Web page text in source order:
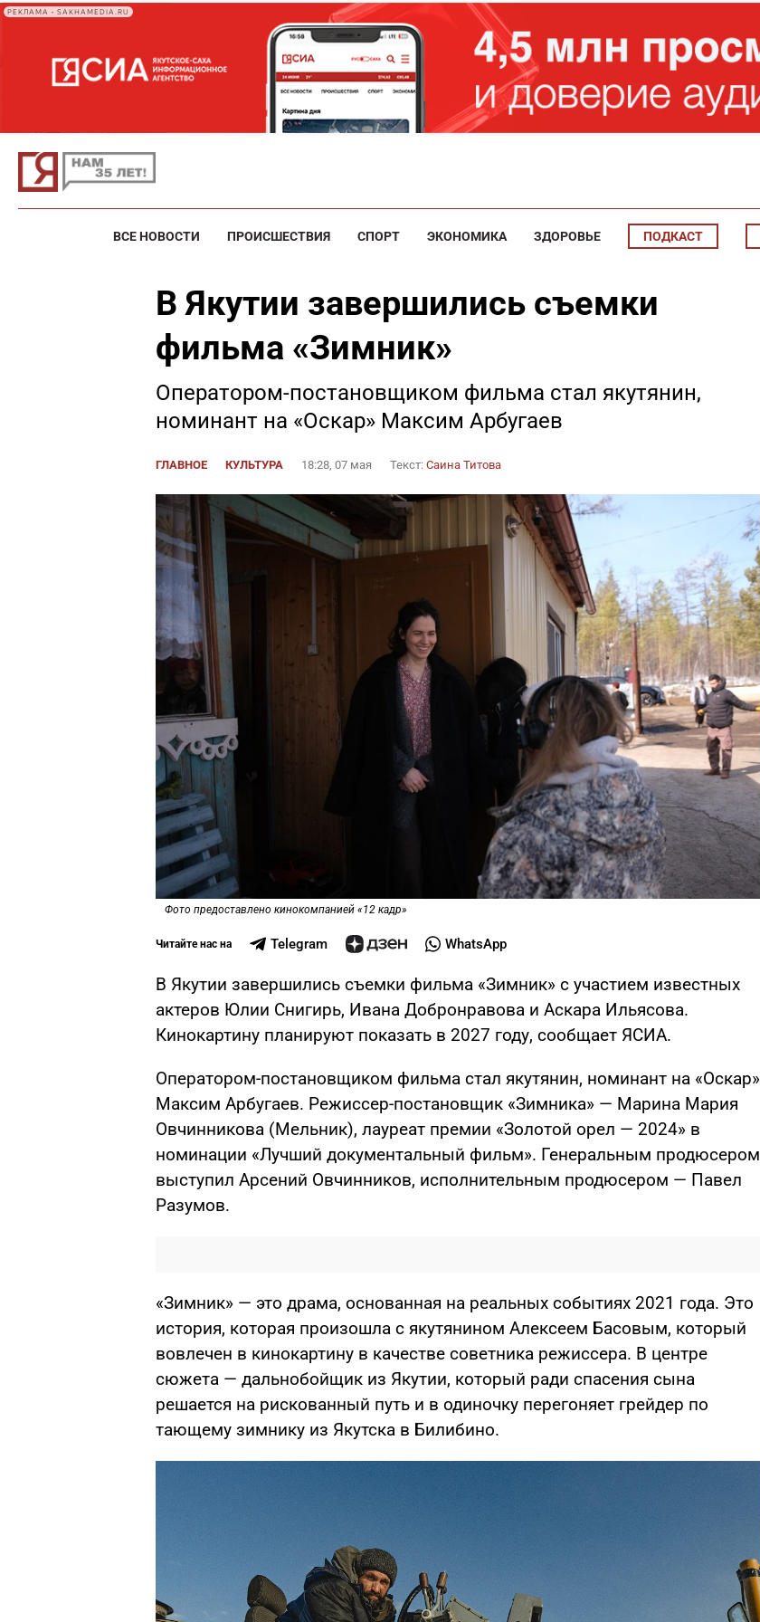
РЕКЛАМА • SAKHAMEDIA.RU
ВСЕ НОВОСТИ ПРОИСШЕСТВИЯ СПОРТ ЭКОНОМИКА ЗДОРОВЬЕ ПОДКАСТ
В Якутии завершились съемки
фильма «Зимник»
Оператором-постановщиком фильма стал якутянин,
номинант на «Оскар» Максим Арбугаев
ГЛАВНОЕ КУЛЬТУРА 18:28, 07 мая Текст: Саина Титова
Фото предоставлено кинокомпанией «12 кадр»
Читайте нас на Telegram WhatsApp
В Якутии завершились съемки фильма «Зимник» с участием известных
актеров Юлии Снигирь, Ивана Добронравова и Аскара Ильясова.
Кинокартину планируют показать в 2027 году, сообщает ЯСИА.
Оператором-постановщиком фильма стал якутянин, номинант на «Оскар»
Максим Арбугаев. Режиссер-постановщик «Зимника» — Марина Мария
Овчинникова (Мельник), лауреат премии «Золотой орел — 2024» в
номинации «Лучший документальный фильм». Генеральным продюсером
выступил Арсений Овчинников, исполнительным продюсером — Павел
Разумов.
«Зимник» — это драма, основанная на реальных событиях 2021 года. Это
история, которая произошла с якутянином Алексеем Басовым, который
вовлечен в кинокартину в качестве советника режиссера. В центре
сюжета — дальнобойщик из Якутии, который ради спасения сына
решается на рискованный путь и в одиночку перегоняет грейдер по
тающему зимнику из Якутска в Билибино.